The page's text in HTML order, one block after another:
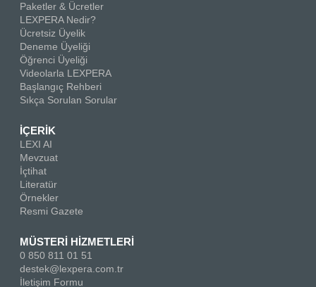
Paketler & Ücretler
LEXPERA Nedir?
Ücretsiz Üyelik
Deneme Üyeliği
Öğrenci Üyeliği
Videolarla LEXPERA
Başlangıç Rehberi
Sıkça Sorulan Sorular
İÇERİK
LEXI AI
Mevzuat
İçtihat
Literatür
Örnekler
Resmi Gazete
MÜSTERİ HİZMETLERİ
0 850 811 01 51
destek@lexpera.com.tr
İletişim Formu